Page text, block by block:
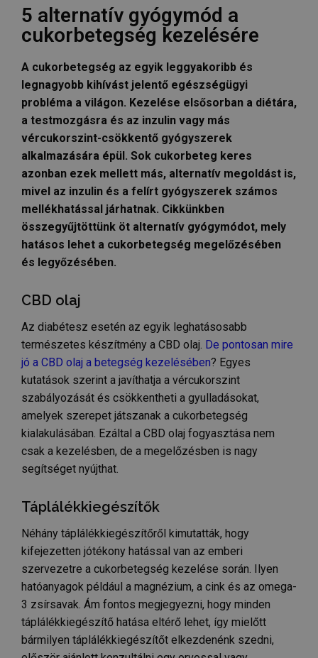
5 alternatív gyógymód a
cukorbetegség kezelésére
A cukorbetegség az egyik leggyakoribb és
legnagyobb kihívást jelentő egészségügyi
probléma a világon. Kezelése elsősorban a diétára,
a testmozgásra és az inzulin vagy más
vércukorszint-csökkentő gyógyszerek
alkalmazására épül. Sok cukorbeteg keres
azonban ezek mellett más, alternatív megoldást is,
mivel az inzulin és a felírt gyógyszerek számos
mellékhatással járhatnak. Cikkünkben
összegyűjtöttünk öt alternatív gyógymódot, mely
hatásos lehet a cukorbetegség megelőzésében
és legyőzésében.
CBD olaj
Az diabétesz esetén az egyik leghatásosabb
természetes készítmény a CBD olaj. De pontosan mire
jó a CBD olaj a betegség kezelésében? Egyes
kutatások szerint a javíthatja a vércukorszint
szabályozását és csökkentheti a gyulladásokat,
amelyek szerepet játszanak a cukorbetegség
kialakulásában. Ezáltal a CBD olaj fogyasztása nem
csak a kezelésben, de a megelőzésben is nagy
segítséget nyújthat.
Táplálékkiegészítők
Néhány táplálékkiegészítőről kimutatták, hogy
kifejezetten jótékony hatással van az emberi
szervezetre a cukorbetegség kezelése során. Ilyen
hatóanyagok például a magnézium, a cink és az omega-
3 zsírsavak. Ám fontos megjegyezni, hogy minden
táplálékkiegészítő hatása eltérő lehet, így mielőtt
bármilyen táplálékkiegészítőt elkezdenénk szedni,